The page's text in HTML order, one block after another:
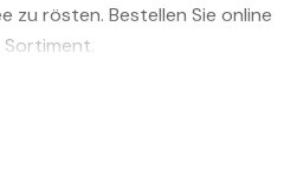
zu rösten. Bestellen Sie online